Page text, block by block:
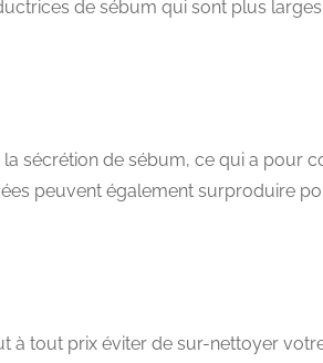
de sébum qui sont plus
sécrétion de sébum, ce qui a pour
peuvent également surproduire
à tout prix éviter de sur-nettoyer